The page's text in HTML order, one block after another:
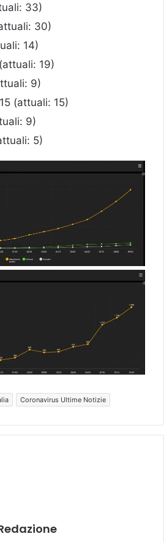
33)
30)
14)
19)
9)
(attuali: 15)
9)
5)
Coronavirus Ultime Notizie